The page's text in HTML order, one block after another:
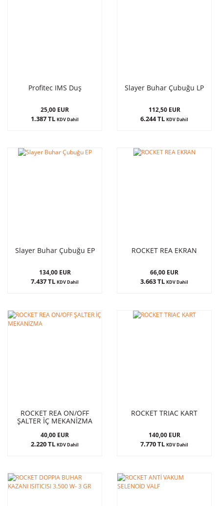
Profitec IMS Duş
25,00 EUR
1.387 TL KDV Dahil
Slayer Buhar Çubuğu LP
112,50 EUR
6.244 TL KDV Dahil
Slayer Buhar Çubuğu EP
134,00 EUR
7.437 TL KDV Dahil
ROCKET REA EKRAN
66,00 EUR
3.663 TL KDV Dahil
ROCKET REA ON/OFF
ŞALTER İÇ MEKANİZMA
40,00 EUR
2.220 TL KDV Dahil
ROCKET TRIAC KART
140,00 EUR
7.770 TL KDV Dahil